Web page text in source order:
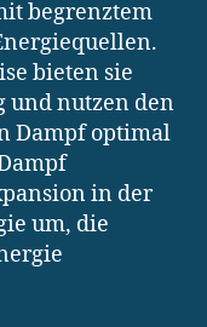
begrenztem
bieten sie
und nutzen den
Dampf optimal
in der
um, die